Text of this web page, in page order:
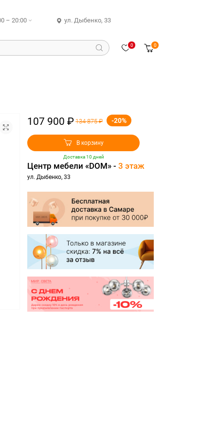
– 20:00 ул. Дыбенко, 33
0 0
107 900 ₽ 134 875 ₽ -20%
В корзину
Доставка 10 дней
Центр мебели «DOM» - 3 этаж
ул. Дыбенко, 33